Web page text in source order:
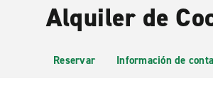
Alquiler de
Reservar Información de